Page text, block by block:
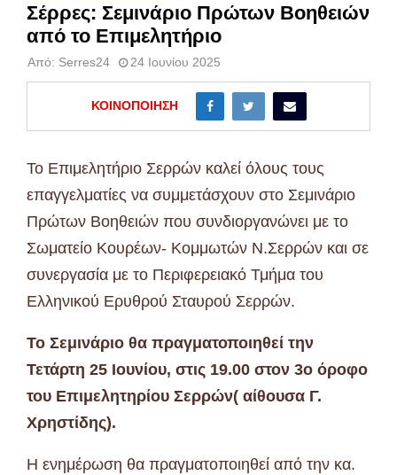
Σέρρες: Σεμινάριο Πρώτων Βοηθειών
από το Επιμελητήριο
Από: Serres24 24 Ιουνίου 2025
ΚΟΙΝΟΠΟΊΗΣΗ
Το Επιμελητήριο Σερρών καλεί όλους τους
επαγγελματίες να συμμετάσχουν στο Σεμινάριο
Πρώτων Βοηθειών που συνδιοργανώνει με το
Σωματείο Κουρέων- Κομμωτών Ν.Σερρών και σε
συνεργασία με το Περιφερειακό Τμήμα του
Ελληνικού Ερυθρού Σταυρού Σερρών.
Το Σεμινάριο θα πραγματοποιηθεί την
Τετάρτη 25 Ιουνίου, στις 19.00 στον 3ο όροφο
του Επιμελητηρίου Σερρών( αίθουσα Γ.
Χρηστίδης).
Η ενημέρωση θα πραγματοποιηθεί από την κα.